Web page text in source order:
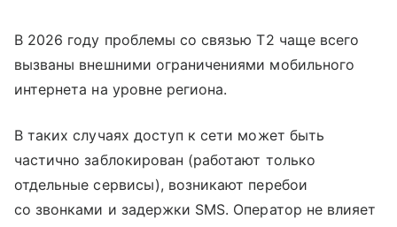
В 2026 году проблемы со связью T2 чаще всего
вызваны внешними ограничениями мобильного
интернета на уровне региона.
В таких случаях доступ к сети может быть
частично заблокирован (работают только
отдельные сервисы), возникают перебои
со звонками и задержки SMS. Оператор не влияет